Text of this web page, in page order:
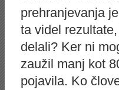
prehranjevanja
ta videl
delali? Ker ni
zaužil manj kot
pojavila. Ko